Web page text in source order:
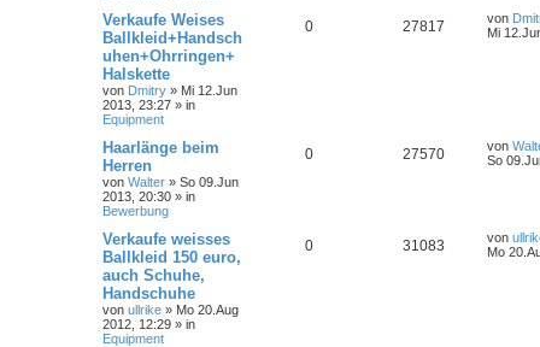
Verkaufe Weises
Ballkleid+Handsch
uhen+Ohrringen+
Halskette
von Dmitry » Mi 12.Jun
2013, 23:27 » in
Equipment
0 27817 von
Mi
Haarlänge beim
Herren
von Walter » So 09.Jun
2013, 20:30 » in
Bewerbung
0 27570 von
So
Verkaufe weisses
Ballkleid 150 euro,
auch Schuhe,
Handschuhe
von ullrike » Mo 20.Aug
2012, 12:29 » in
Equipment
0 31083 von
Mo